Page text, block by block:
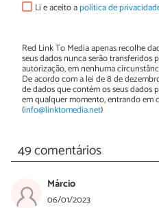
Li e aceito apolítica de
Red Link To Media apenas recolhe
seus dados nunca serão transferidos
autorização, em nenhuma
De acordo com a lei de 8 de
de dados que contém os seus dados
em qualquer momento, entrando em
(info@linktomedia.net)
49 comentários
Márcio
06/01/2023